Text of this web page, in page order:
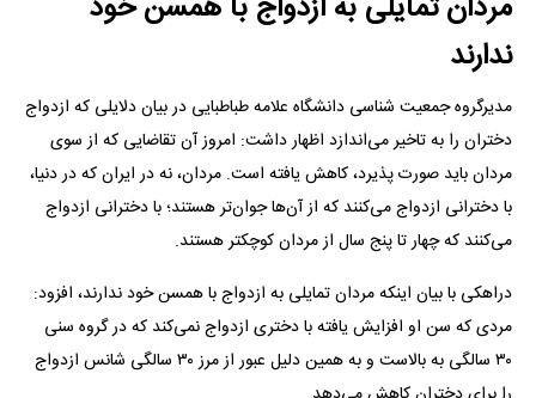
ندارند
مدیرگروه جمعیت شناسی دانشگاه علامه طباطبایی در بیان دلایلی که ازدواج
دختران را به تاخیر می‌اندازد اظهار داشت: امروز آن تقاضایی که از سوی
مردان باید صورت پذیرد، کاهش یافته است. مردان، نه در ایران که در دنیا،
با دخترانی ازدواج می‌کنند که از آن‌ها جوان‌تر هستند؛ با دخترانی ازدواج
می‌کنند که چهار تا پنج سال از مردان کوچکتر هستند.
دراهکی با بیان اینکه مردان تمایلی به ازدواج با همسن خود ندارند، افزود:
مردی که سن او افزایش یافته با دختری ازدواج نمی‌کند که در گروه سنی
۳۰ سالگی به بالاست و به همین دلیل عبور از مرز ۳۰ سالگی شانس ازدواج